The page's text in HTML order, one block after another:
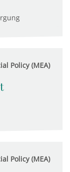
Policy (MEA)
Policy (MEA)